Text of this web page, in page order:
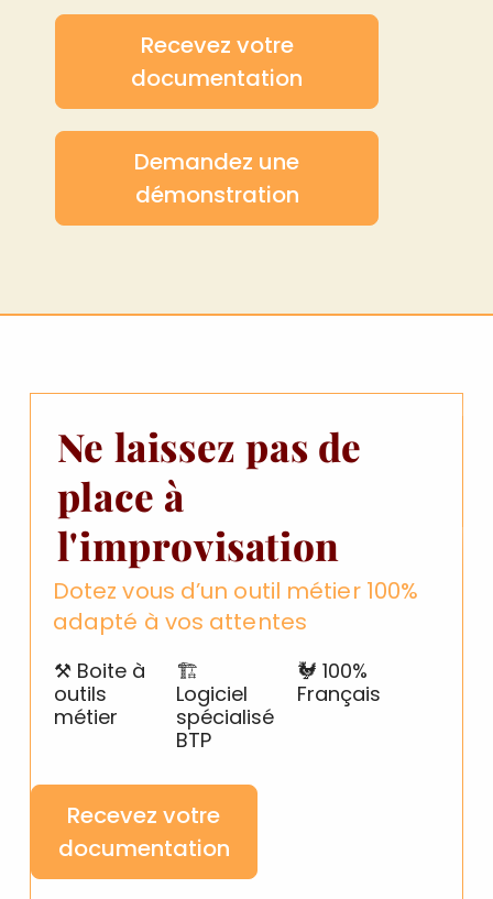
Recevez votre
documentation
Demandez une
démonstration
Ne laissez pas de
place à
l'improvisation
Dotez vous d’un outil métier 100%
adapté à vos attentes
⚒️ Boite à
outils
métier
🏗️
Logiciel
spécialisé
BTP
🐓 100%
Français
Recevez votre
documentation